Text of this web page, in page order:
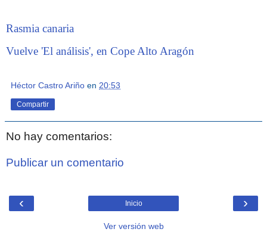
Rasmia canaria
Vuelve 'El análisis', en Cope Alto Aragón
Héctor Castro Ariño en 20:53
Compartir
No hay comentarios:
Publicar un comentario
‹ ›
Inicio
Ver versión web